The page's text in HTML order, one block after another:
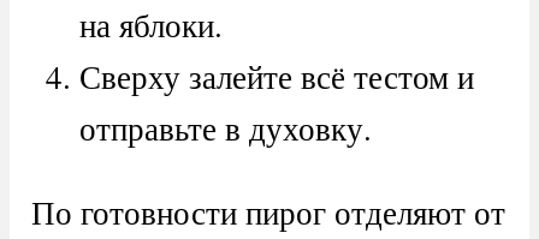
на яблоки.
Сверху залейте всё тестом и
отправьте в духовку.
По готовности пирог отделяют от